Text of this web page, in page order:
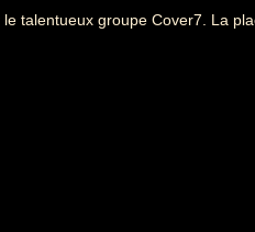
talentueux groupe Cover7. La